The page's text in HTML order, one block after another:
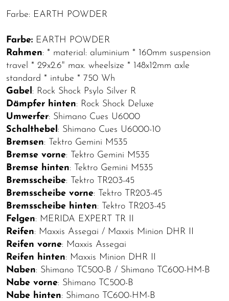
Farbe: EARTH POWDER
Farbe: EARTH POWDER
Rahmen: * material: aluminium * 160mm suspension
travel * 29x2.6" max. wheelsize * 148x12mm axle
standard * intube * 750 Wh
Gabel : Rock Shock Psylo Silver R
Dämpfer hinten: Rock Shock Deluxe
Umwerfer: Shimano Cues U6000
Schalthebel : Shimano Cues U6000-10
Bremsen: Tektro Gemini M535
Bremse vorne: Tektro Gemini M535
Bremse hinten: Tektro Gemini M535
Bremsscheibe: Tektro TR203-45
Bremsscheibe vorne: Tektro TR203-45
Bremsscheibe hinten: Tektro TR203-45
Felgen: MERIDA EXPERT TR II
Reifen: Maxxis Assegai / Maxxis Minion DHR II
Reifen vorne: Maxxis Assegai
Reifen hinten: Maxxis Minion DHR II
Naben: Shimano TC500-B / Shimano TC600-HM-B
Nabe vorne: Shimano TC500-B
Nabe hinten: Shimano TC600-HM-B